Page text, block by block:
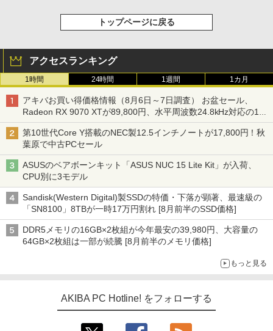
トップページに戻る
アクセスランキング
1時間 24時間 1週間 1カ月
アキバお買い得価格情報（8月6日～7日調査） お盆セール、
Radeon RX 9070 XTが89,800円、水平周波数24.8kHz対応の17
型モニターが9,801円、暑さ指数連動セール ほか
第10世代Core Y搭載のNEC製12.5インチノートが17,800円！秋
葉原で中古PCセール
ASUSのベアボーンキット「ASUS NUC 15 Lite Kit」が入荷、
CPU別に3モデル
Sandisk(Western Digital)製SSDの特価・下落が顕著、最速級の
「SN8100」8TBが一時17万円割れ [8月前半のSSD価格]
DDR5メモリの16GB×2枚組が今年最安の39,980円、大容量の
64GB×2枚組は一部が続騰 [8月前半のメモリ価格]
もっと見る
AKIBA PC Hotline! をフォローする